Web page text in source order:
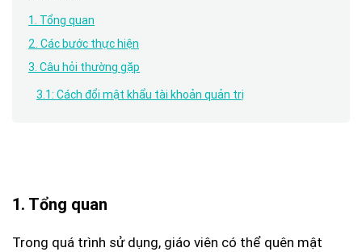
1. Tổng quan
2. Các bước thực hiện
3. Câu hỏi thường gặp
3.1: Cách đổi mật khẩu tài khoản quản trị
1. Tổng quan
Trong quá trình sử dụng, giáo viên có thể quên mật